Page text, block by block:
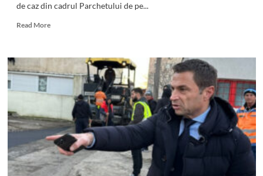
de caz din cadrul Parchetului de pe...
Read MoreRead
IPJ
Constanța:
Percheziții
mascații
la
doi
bărbați
acuzați
de